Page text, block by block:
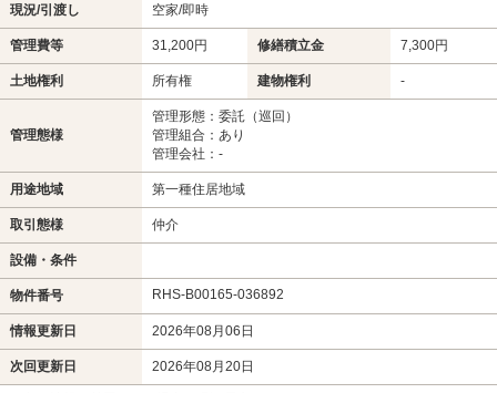
現況/引渡し 空家/即時
管理費等 31,200円 修繕積立金 7,300円
土地権利 所有権 建物権利 -
管理態様
管理形態：委託（巡回）
管理組合：あり
管理会社：-
用途地域 第一種住居地域
取引態様 仲介
設備・条件
物件番号 RHS-B00165-036892
情報更新日 2026年08月06日
次回更新日 2026年08月20日